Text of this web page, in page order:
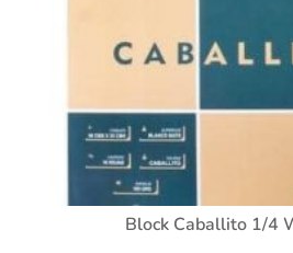
Block Caballito 1/4